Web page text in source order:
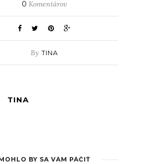
0 Komentárov
By TINA
TINA
BY SA VÁM PÁČIŤ